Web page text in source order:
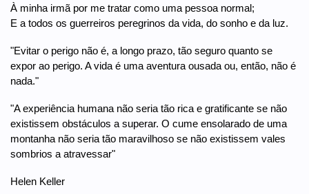
À minha irmã por me tratar como uma pessoa normal;
E a todos os guerreiros peregrinos da vida, do sonho e da luz.
"Evitar o perigo não é, a longo prazo, tão seguro quanto se
expor ao perigo. A vida é uma aventura ousada ou, então, não é
nada."
"A experiência humana não seria tão rica e gratificante se não
existissem obstáculos a superar. O cume ensolarado de uma
montanha não seria tão maravilhoso se não existissem vales
sombrios a atravessar"
Helen Keller